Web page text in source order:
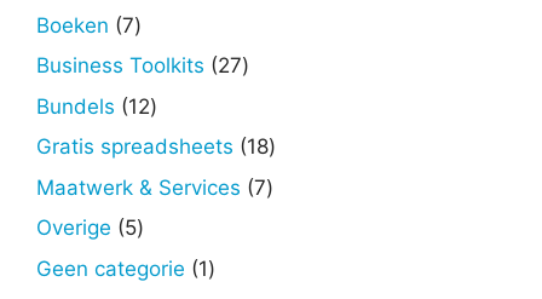
producten
Boeken 77
producten
Business Toolkits 2727
Bundels 1212
producten
Gratis spreadsheets 1818
producten
Maatwerk & Services 77
Overige 55
producten
Geen categorie 11